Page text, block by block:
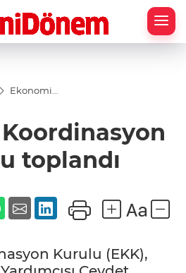
Ekonomi
toplandı
toplandı
Kurulu (EKK),